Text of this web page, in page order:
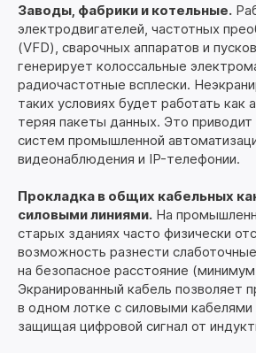
Заводы, фабрики и котельные.
электродвигателей, частотных
(VFD), сварочных аппаратов и
генерирует колоссальные
радиочастотные всплески.
таких условиях будет работать как
теряя пакеты данных. Это
систем промышленной
видеонаблюдения и IP-телефонии.
Прокладка в общих кабельных
силовыми линиями. На
старых зданиях часто физически
возможность разнести
на безопасное расстояние
Экранированный кабель позволяет
в одном лотке с силовыми
защищая цифровой сигнал от